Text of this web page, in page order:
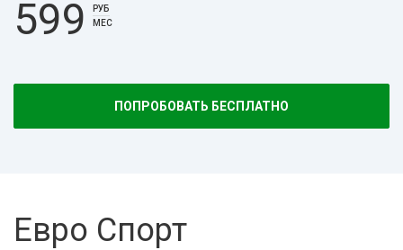
599
РУБ
МЕС
ПОПРОБОВАТЬ БЕСПЛАТНО
Евро Спорт